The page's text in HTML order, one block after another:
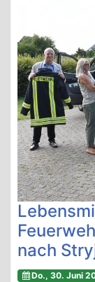
nach
Do., 30. Juni